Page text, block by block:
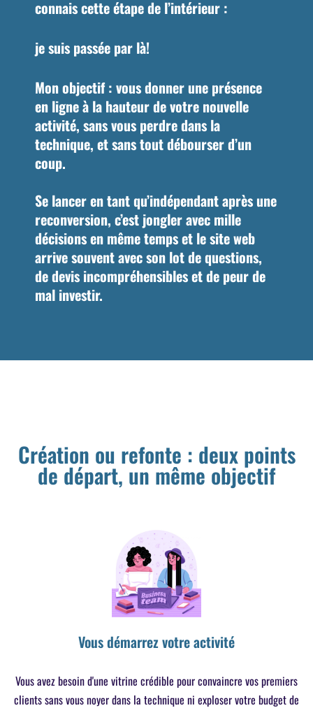
connais cette étape de l’intérieur :
je suis passée par là!
Mon objectif : vous donner une présence
en ligne à la hauteur de votre nouvelle
activité, sans vous perdre dans la
technique, et sans tout débourser d’un
coup.
Se lancer en tant qu’indépendant après une
reconversion, c’est jongler avec mille
décisions en même temps et le site web
arrive souvent avec son lot de questions,
de devis incompréhensibles et de peur de
mal investir.
Création ou refonte : deux points
de départ, un même objectif
Vous démarrez votre activité
Vous avez besoin d'une vitrine crédible pour convaincre vos premiers
clients sans vous noyer dans la technique ni exploser votre budget de